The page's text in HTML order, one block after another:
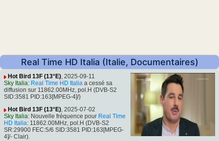
Real Time HD Italia (Italie, Documentaires)
Hot Bird 13F (13°E), 2025-09-11
Sky Italia: Real Time HD Italia a cessé sa
diffusion sur 11862.00MHz, pol.H (DVB-S2
SID:3581 PID:163[MPEG-4]/)
Hot Bird 13F (13°E), 2025-07-02
Sky Italia: Nouvelle fréquence pour Real Time
HD Italia: 11862.00MHz, pol.H (DVB-S2
SR:29900 FEC:5/6 SID:3581 PID:163[MPEG-
4]/- Clair).